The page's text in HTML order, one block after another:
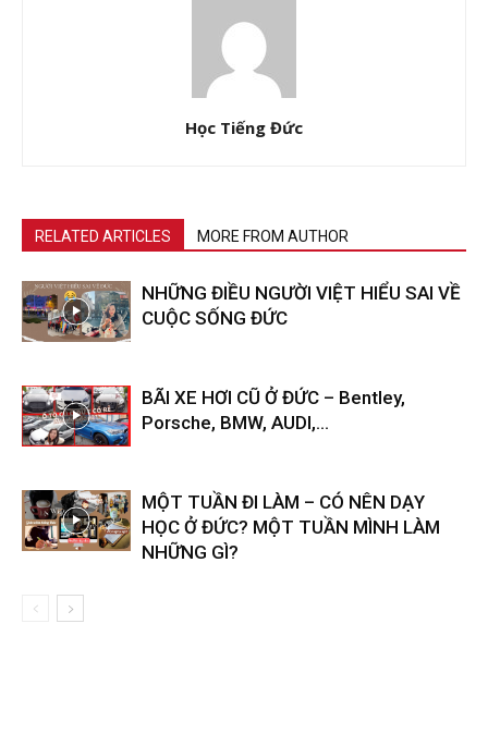
Học Tiếng Đức
RELATED ARTICLES MORE FROM AUTHOR
NHỮNG ĐIỀU NGƯỜI VIỆT HIỂU SAI VỀ
CUỘC SỐNG ĐỨC
BÃI XE HƠI CŨ Ở ĐỨC – Bentley,
Porsche, BMW, AUDI,…
MỘT TUẦN ĐI LÀM – CÓ NÊN DẠY
HỌC Ở ĐỨC? MỘT TUẦN MÌNH LÀM
NHỮNG GÌ?